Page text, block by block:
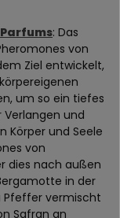
: Das
von
Ziel entwickelt,
um so ein tiefes
und
Körper und Seele
von
dies nach außen
in der
Pfeffer vermischt
Safran an